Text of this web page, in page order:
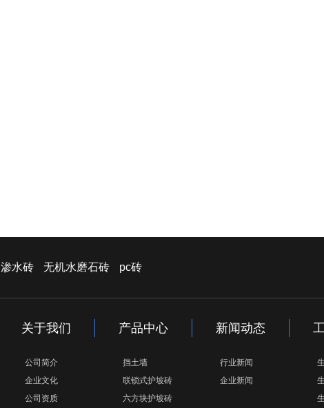
渗水砖 无机水磨石砖 pc砖
关于我们
公司简介
企业文化
公司资质
产品中心
挡土墙
联锁式护坡砖
六方块护坡砖
新闻动态
行业新闻
企业新闻